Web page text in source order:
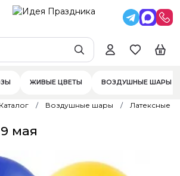
ЖИВЫЕ ЦВЕТЫ ВОЗДУШНЫЕ ШАРЫ
Каталог Воздушные шары Латексные
мая